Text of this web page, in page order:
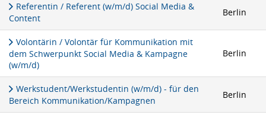
Referentin / Referent (w/m/d) Social Media &
Content
Berlin
Volontärin / Volontär für Kommunikation mit
dem Schwerpunkt Social Media & Kampagne
(w/m/d)
Berlin
Werkstudent/Werkstudentin (w/m/d) - für den
Bereich Kommunikation/Kampagnen
Berlin